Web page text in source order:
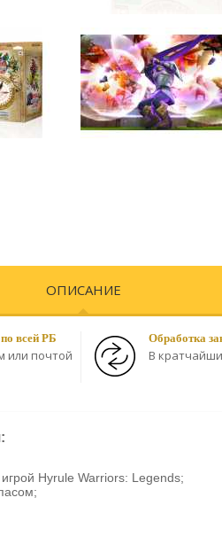
ОПИСАНИЕ
всей РБ
или почтой
Обработка
В
Hyrule Warriors: Legends;